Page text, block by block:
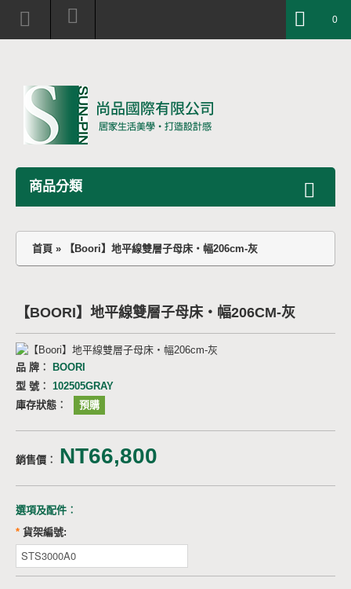
0
商品分類
首頁 » 【Boori】地平線雙層子母床‧幅206cm-灰
【BOORI】地平線雙層子母床‧幅206CM-灰
品 牌︰ BOORI
型 號︰ 102505GRAY
庫存狀態︰
預購
銷售價︰ NT66,800
選項及配件︰
* 貨架編號: